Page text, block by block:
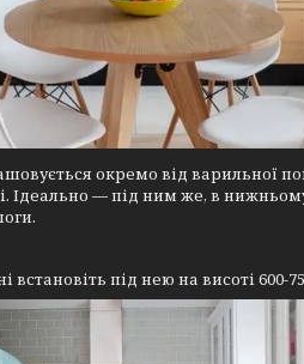
окремо від варильної
Ідеально — під ним же, в
під нею на висоті 600-